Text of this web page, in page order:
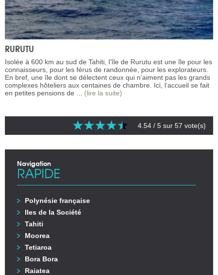
RURUTU
Isolée à 600 km au sud de Tahiti, l’île de Rurutu est une île pour les
connaisseurs, pour les férus de randonnée, pour les explorateurs.
En bref, une île dont se délectent ceux qui n’aiment pas les grands
complexes hôteliers aux centaines de chambre. Ici, l’accueil se fait
en petites pensions de ... (lire la suite)
4.54 / 5 sur 57 vote(s)
Navigation
RAPIDE
Polynésie française
Iles de la Société
Tahiti
Moorea
Tetiaroa
Bora Bora
Raiatea